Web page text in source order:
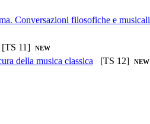
Conversazioni filosofiche e musicali
[TS 11] NEW
della musica classica [TS 12] NEW